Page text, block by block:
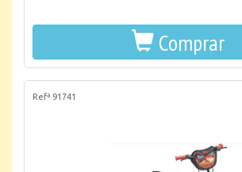
Comprar
Refª 91741